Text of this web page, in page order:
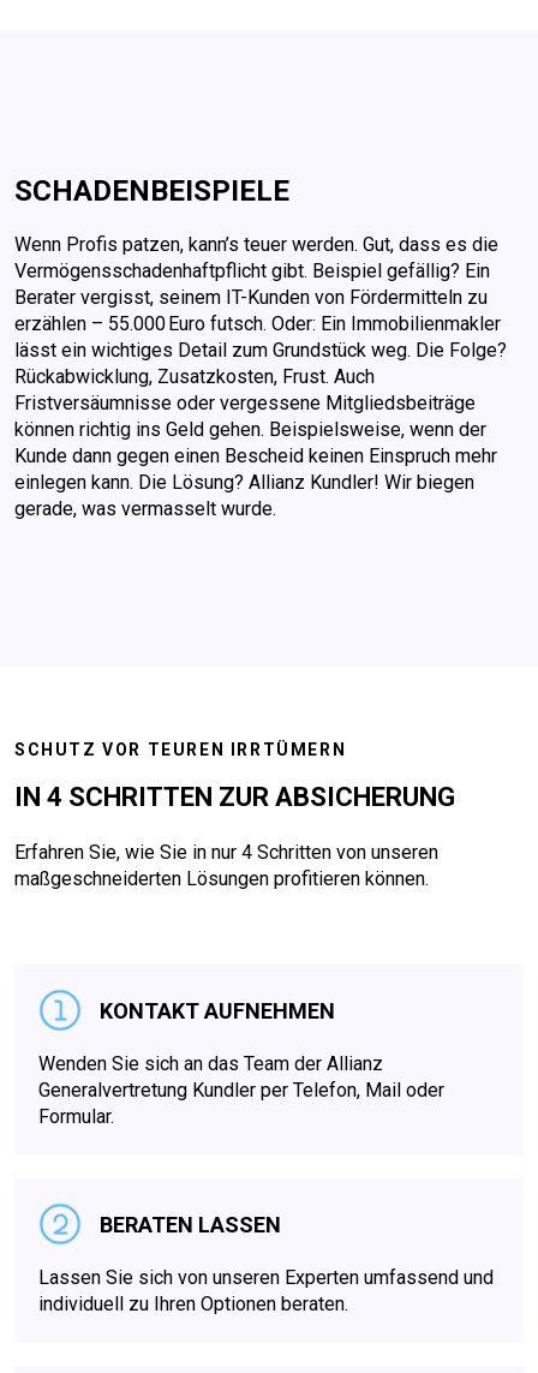
SCHADEN­BEISPIELE
Wenn Profis patzen, kann’s teuer werden. Gut, dass es die
Vermögensschadenhaftpflicht gibt. Beispiel gefällig? Ein
Berater vergisst, seinem IT-Kunden von Fördermitteln zu
erzählen – 55.000 Euro futsch. Oder: Ein Immobilienmakler
lässt ein wichtiges Detail zum Grundstück weg. Die Folge?
Rückabwicklung, Zusatzkosten, Frust. Auch
Fristversäumnisse oder vergessene Mitgliedsbeiträge
können richtig ins Geld gehen. Beispielsweise, wenn der
Kunde dann gegen einen Bescheid keinen Einspruch mehr
einlegen kann. Die Lösung? Allianz Kundler! Wir biegen
gerade, was vermasselt wurde.
SCHUTZ VOR TEUREN IRRTÜMERN
IN 4 SCHRITTEN ZUR ABSICHERUNG
Erfahren Sie, wie Sie in nur 4 Schritten von unseren
maßgeschneiderten Lösungen profitieren können.
KONTAKT AUFNEHMEN
Wenden Sie sich an das Team der Allianz
Generalvertretung Kundler per Telefon, Mail oder
Formular.
BERATEN LASSEN
Lassen Sie sich von unseren Experten umfassend und
individuell zu Ihren Optionen beraten.